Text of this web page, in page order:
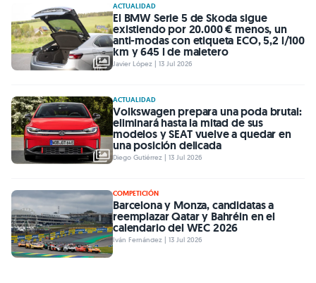
ACTUALIDAD
El BMW Serie 5 de Skoda sigue
existiendo por 20.000 € menos, un
anti-modas con etiqueta ECO, 5,2 l/100
km y 645 l de maletero
Javier López | 13 Jul 2026
ACTUALIDAD
Volkswagen prepara una poda brutal:
eliminará hasta la mitad de sus
modelos y SEAT vuelve a quedar en
una posición delicada
Diego Gutiérrez | 13 Jul 2026
COMPETICIÓN
Barcelona y Monza, candidatas a
reemplazar Qatar y Bahréin en el
calendario del WEC 2026
Iván Fernández | 13 Jul 2026